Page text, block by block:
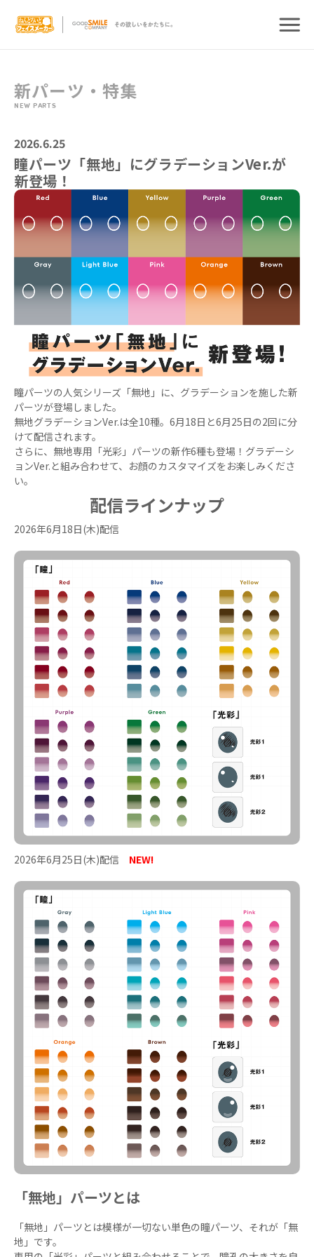
新パーツ・特集
NEW PARTS
2026.6.25
瞳パーツ「無地」にグラデーションVer.が
新登場！
瞳パーツの人気シリーズ「無地」に、グラデーションを施した新
パーツが登場しました。
無地グラデーションVer.は全10種。6月18日と6月25日の2回に分
けて配信されます。
さらに、無地専用「光彩」パーツの新作6種も登場！グラデーシ
ョンVer.と組み合わせて、お顔のカスタマイズをお楽しみくださ
い。
配信ラインナップ
2026年6月18日(木)配信
2026年6月25日(木)配信 NEW!
「無地」パーツとは
「無地」パーツとは模様が一切ない単色の瞳パーツ、それが「無
地」です。